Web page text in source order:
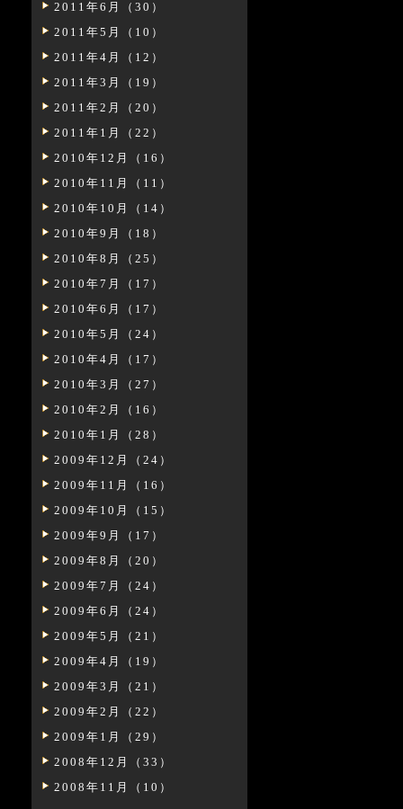
2011年6月（30）
2011年5月（10）
2011年4月（12）
2011年3月（19）
2011年2月（20）
2011年1月（22）
2010年12月（16）
2010年11月（11）
2010年10月（14）
2010年9月（18）
2010年8月（25）
2010年7月（17）
2010年6月（17）
2010年5月（24）
2010年4月（17）
2010年3月（27）
2010年2月（16）
2010年1月（28）
2009年12月（24）
2009年11月（16）
2009年10月（15）
2009年9月（17）
2009年8月（20）
2009年7月（24）
2009年6月（24）
2009年5月（21）
2009年4月（19）
2009年3月（21）
2009年2月（22）
2009年1月（29）
2008年12月（33）
2008年11月（10）